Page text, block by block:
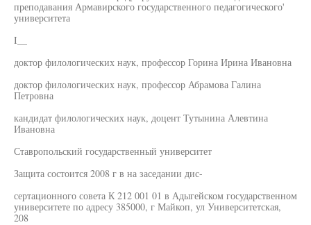
преподавания Армавирского государственного педагогического'
университета
I__
доктор филологических наук, профессор Горина Ирина Ивановна
доктор филологических наук, профессор Абрамова Галина
Петровна
кандидат филологических наук, доцент Тутынина Алевтина
Ивановна
Ставропольский государственный университет
Защита состоится 2008 г в на заседании дис-
сертационного совета К 212 001 01 в Адыгейском государственном
университете по адресу 385000, г Майкоп, ул Университетская,
208